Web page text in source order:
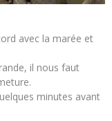
avec la marée et
il nous faut
minutes avant